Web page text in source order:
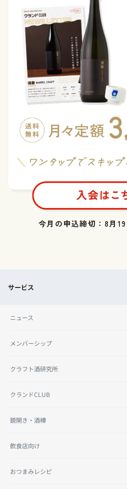
今月の申込締切：8月
サービス
ニュース
メンバーシップ
クラフト酒研究所
クランドCLUB
鏡開き・酒樽
飲食店向け
おつまみレシピ